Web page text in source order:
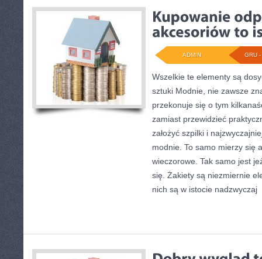
GRU
ADMIN
Wszelkie te elementy są
sztuki Modnie, nie zawsze
przekonuje się o tym
zamiast przewidzieć
założyć szpilki i
modnie. To samo mierzy się
wieczorowe. Tak samo jest
się. Żakiety są niezmiernie
nich są w istocie nadzwyczaj